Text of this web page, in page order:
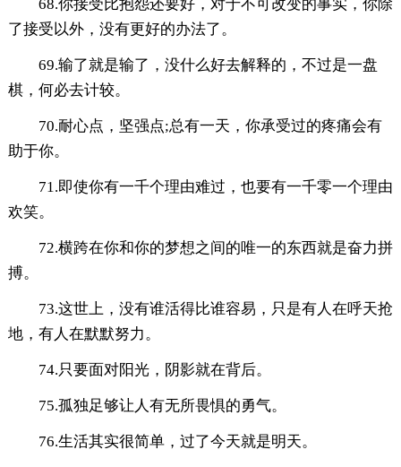
68.你接受比抱怨还要好，对于不可改变的事实，你除
了接受以外，没有更好的办法了。
69.输了就是输了，没什么好去解释的，不过是一盘
棋，何必去计较。
70.耐心点，坚强点;总有一天，你承受过的疼痛会有
助于你。
71.即使你有一千个理由难过，也要有一千零一个理由
欢笑。
72.横跨在你和你的梦想之间的唯一的东西就是奋力拼
搏。
73.这世上，没有谁活得比谁容易，只是有人在呼天抢
地，有人在默默努力。
74.只要面对阳光，阴影就在背后。
75.孤独足够让人有无所畏惧的勇气。
76.生活其实很简单，过了今天就是明天。